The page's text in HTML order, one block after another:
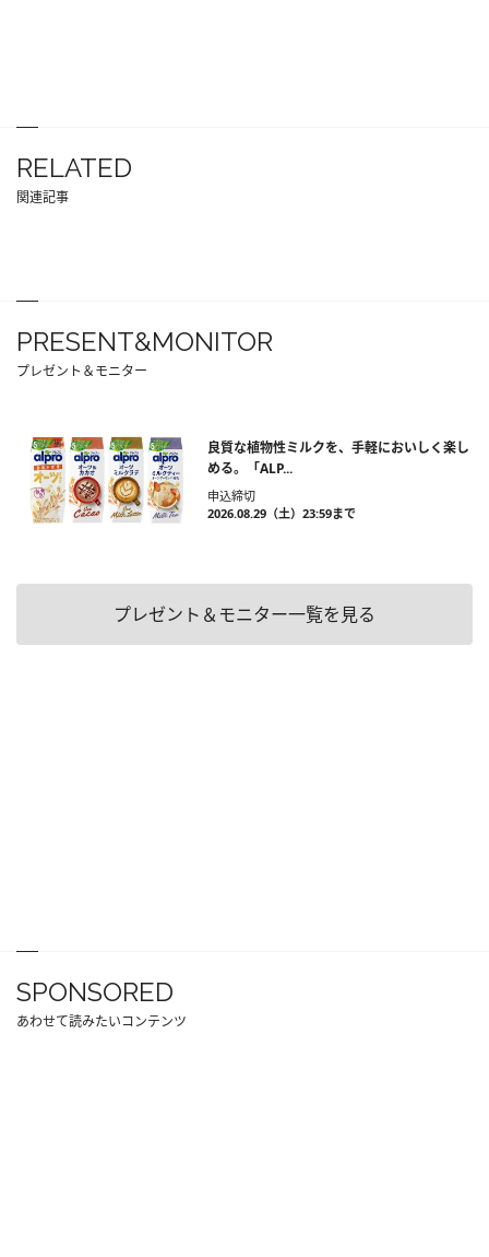
RELATED
関連記事
PRESENT&MONITOR
プレゼント＆モニター
良質な植物性ミルクを、手軽においしく楽し
める。「ALP...
申込締切
2026.08.29（土）23:59まで
プレゼント＆モニター一覧を見る
SPONSORED
あわせて読みたいコンテンツ